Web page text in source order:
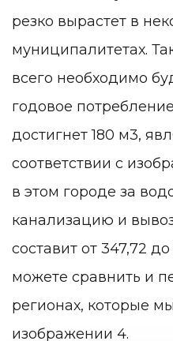
резко вырастет в
муниципалитетах.
всего необходимо
годовое
достигнет 180 м3,
соответствии с
в этом городе за
канализацию и
составит от 347,72
можете сравнить и
регионах, которые
изображении 4.